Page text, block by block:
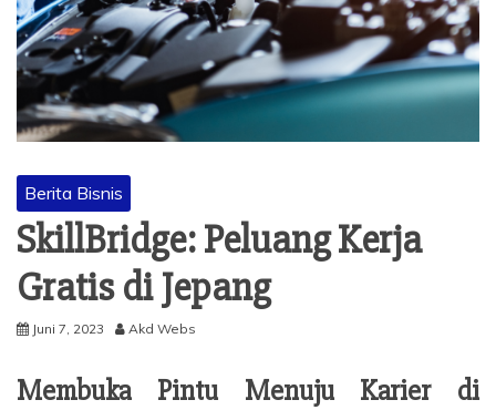
Berita Bisnis
SkillBridge: Peluang Kerja
Gratis di Jepang
Juni 7, 2023 Akd Webs
Membuka Pintu Menuju Karier di